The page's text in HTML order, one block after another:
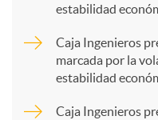
estabilidad
Caja Ingenieros
marcada por la
estabilidad
Caja Ingenieros